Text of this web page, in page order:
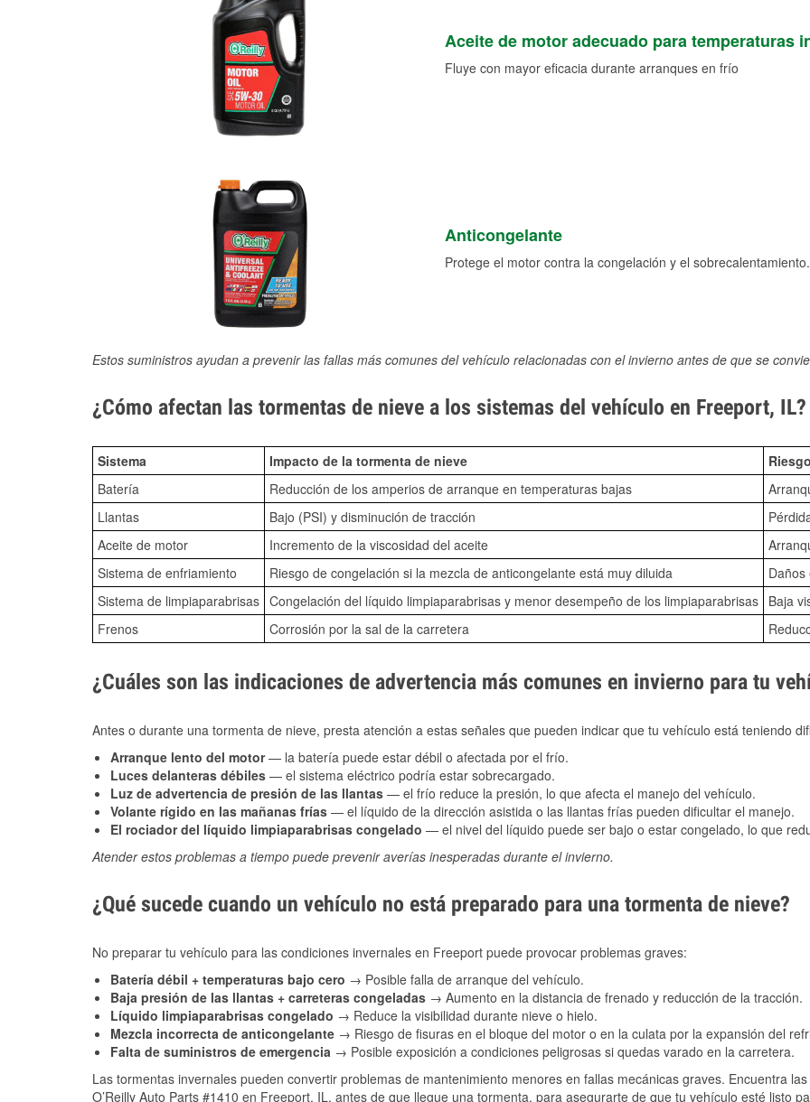
Aceite de motor adecuado para temperaturas
Fluye con mayor eficacia durante arranques en frío
Anticongelante
Protege el motor contra la congelación y el sobrecalentamiento.
Estos suministros ayudan a prevenir las fallas más comunes del vehículo relacionadas con el invierno antes de que se
¿Cómo afectan las tormentas de nieve a los sistemas del vehículo en Freeport, IL?
Sistema Impacto de la tormenta de nieve
Batería
Reducción de los amperios de arranque en temperaturas bajas
Llantas
Bajo (PSI) y disminución de tracción
Aceite de motor
Incremento de la viscosidad del aceite
Sistema de enfriamiento
Riesgo de congelación si la mezcla de anticongelante está muy diluida
Sistema de limpiaparabrisas Congelación del líquido limpiaparabrisas y menor desempeño de los limpiaparabrisas Baja
Frenos
Corrosión por la sal de la carretera
¿Cuáles son las indicaciones de advertencia más comunes en invierno para tu
Antes o durante una tormenta de nieve, presta atención a estas señales que pueden indicar que tu vehículo está teniendo
Arranque lento del motor— la batería puede estar débil o afectada por el frío.
Luces delanteras débiles — el sistema eléctrico podría estar sobrecargado.
Luz de advertencia de presión de las llantas — el frío reduce la presión, lo que afecta el manejo del vehículo.
Volante rígido en las mañanas frías — el líquido de la dirección asistida o las llantas frías pueden dificultar el manejo.
El rociador del líquido limpiaparabrisas congelado — el nivel del líquido puede ser bajo o estar congelado, lo que
Atender estos problemas a tiempo puede prevenir averías inesperadas durante el invierno.
¿Qué sucede cuando un vehículo no está preparado para una tormenta de nieve?
No preparar tu vehículo para las condiciones invernales en Freeport puede provocar problemas graves:
Batería débil + temperaturas bajo cero → Posible falla de arranque del vehículo.
Baja presión de las llantas + carreteras congeladas → Aumento en la distancia de frenado y reducción de la tracción.
Líquido limpiaparabrisas congelado → Reduce la visibilidad durante nieve o hielo.
Mezcla incorrecta de anticongelante → Riesgo de fisuras en el bloque del motor o en la culata por la expansión del
Falta de suministros de emergencia → Posible exposición a condiciones peligrosas si quedas varado en la carretera.
Las tormentas invernales pueden convertir problemas de mantenimiento menores en fallas mecánicas graves. Encuentra
O’Reilly Auto Parts #1410 en Freeport, IL, antes de que llegue una tormenta, para asegurarte de que tu vehículo esté listo